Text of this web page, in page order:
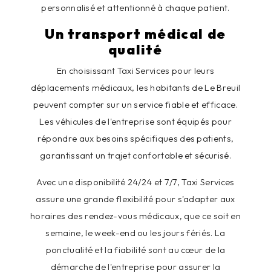
personnalisé et attentionné à chaque patient.
Un transport médical de
qualité
En choisissant Taxi Services pour leurs
déplacements médicaux, les habitants de Le Breuil
peuvent compter sur un service fiable et efficace.
Les véhicules de l'entreprise sont équipés pour
répondre aux besoins spécifiques des patients,
garantissant un trajet confortable et sécurisé.
Avec une disponibilité 24/24 et 7/7, Taxi Services
assure une grande flexibilité pour s'adapter aux
horaires des rendez-vous médicaux, que ce soit en
semaine, le week-end ou les jours fériés. La
ponctualité et la fiabilité sont au cœur de la
démarche de l'entreprise pour assurer la